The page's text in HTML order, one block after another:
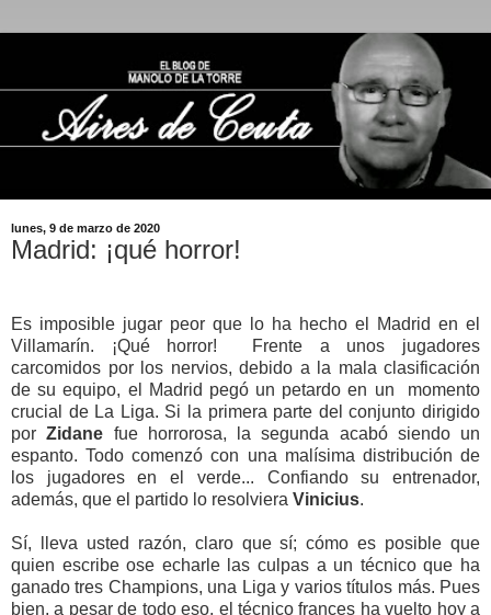
lunes, 9 de marzo de 2020
Madrid: ¡qué horror!
Es imposible jugar peor que lo ha hecho el Madrid en el
Villamarín. ¡Qué horror! Frente a unos jugadores
carcomidos por los nervios, debido a la mala clasificación
de su equipo, el Madrid pegó un petardo en un momento
crucial de La Liga. Si la primera parte del conjunto dirigido
porZidane fue horrorosa, la segunda acabó siendo un
espanto. Todo comenzó con una malísima distribución de
los jugadores en el verde... Confiando su entrenador,
además, que el partido lo resolviera Vinicius.
Sí, lleva usted razón, claro que sí; cómo es posible que
quien escribe ose echarle las culpas a un técnico que ha
ganado tres Champions, una Liga y varios títulos más. Pues
bien, a pesar de todo eso, el técnico frances ha vuelto hoy a